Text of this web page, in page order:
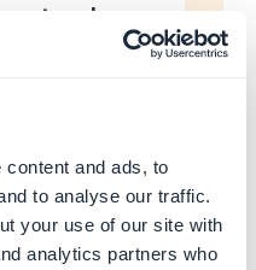
and ads, to
to analyse our traffic.
your use of our site with
analytics partners who
de
del